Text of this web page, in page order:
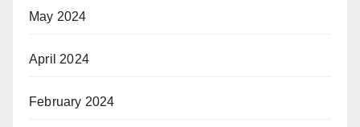
May 2024
April 2024
February 2024